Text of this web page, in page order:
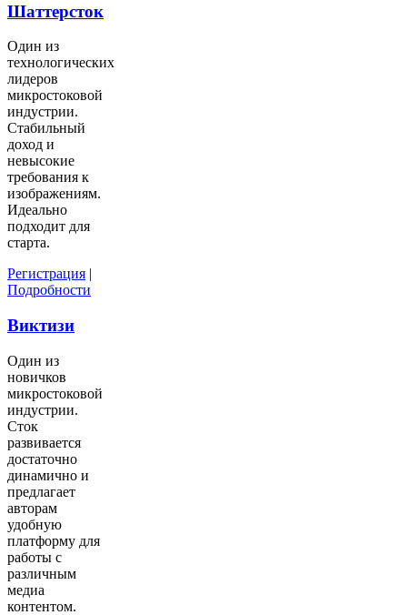
Шаттерсток
Один из
технологических
лидеров
микростоковой
индустрии.
Стабильный
доход и
невысокие
требования к
изображениям.
Идеально
подходит для
старта.
Регистрация
Подробности
Виктизи
Один из
новичков
микростоковой
индустрии.
Сток
развивается
достаточно
динамично и
предлагает
авторам
удобную
платформу для
работы с
различным
медиа
контентом.